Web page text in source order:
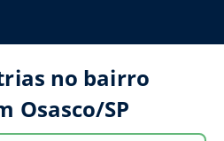
no bairro
Osasco/SP